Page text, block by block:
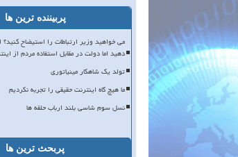
پربیننده ترین ها
می خواهید وزیر ارتباطات را استیضاح کنید؟
دهید اما دولت در مقابل استفاده مردم از
تولد یک شاهکار مینیاتوری
ما هیچ گاه اینترنت حقیقی را تجربه نکردیم
نسل سوم شاسی بلند ارباب حلقه ها
پربحث ترین ها